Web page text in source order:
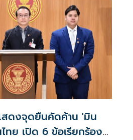
สดงจุดยืนคัดค้าน 'มิน
ทย เปิด 6 ข้อเรียกร้อง